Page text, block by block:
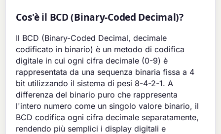
Cos'è il BCD (Binary-Coded Decimal)?
Il BCD (Binary-Coded Decimal, decimale
codificato in binario) è un metodo di codifica
digitale in cui ogni cifra decimale (0-9) è
rappresentata da una sequenza binaria fissa a 4
bit utilizzando il sistema di pesi 8-4-2-1. A
differenza del binario puro che rappresenta
l'intero numero come un singolo valore binario, il
BCD codifica ogni cifra decimale separatamente,
rendendo più semplici i display digitali e